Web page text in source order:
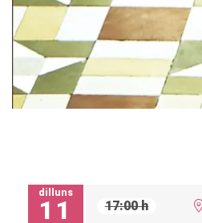
dilluns
11 17:00 h